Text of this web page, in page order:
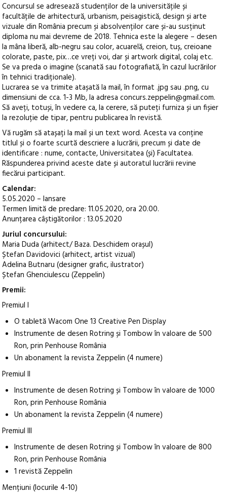
Concursul se adresează studenților de la universitățile și
facultățile de arhitectură, urbanism, peisagistică, design și arte
vizuale din România precum și absolvenților care și-au susținut
diploma nu mai devreme de 2018. Tehnica este la alegere – desen
la mâna liberă, alb-negru sau color, acuarelă, creion, tuș, creioane
colorate, paste, pix…ce vreți voi, dar și artwork digital, colaj etc.
Se va preda o imagine (scanată sau fotografiată, în cazul lucrărilor
în tehnici tradiționale).
Lucrarea se va trimite atașată la mail, în format .jpg sau .png, cu
dimensiuni de cca. 1-3 Mb, la adresa concurs.zeppelin@gmail.com.
Să aveți, totuși, în vedere ca, la cerere, să puteți furniza și un fișier
la rezoluție de tipar, pentru publicarea în revistă.
Vă rugăm să atașați la mail și un text word. Acesta va conține
titlul și o foarte scurtă descriere a lucrării, precum și date de
identificare : nume, contacte, Universitatea (și) Facultatea.
Răspunderea privind aceste date și autoratul lucrării revine
fiecărui participant.
Calendar:
5.05.2020 – lansare
Termen limită de predare: 11.05.2020, ora 20.00.
Anunțarea câștigătorilor : 13.05.2020
Juriul concursului:
Maria Duda (arhitect/ Baza. Deschidem orașul)
Ștefan Davidovici (arhitect, artist vizual)
Adelina Butnaru (designer grafic, ilustrator)
Ștefan Ghenciulescu (Zeppelin)
Premii:
Premiul I
O tabletă Wacom One 13 Creative Pen Display
Instrumente de desen Rotring și Tombow în valoare de 500
Ron, prin Penhouse România
Un abonament la revista Zeppelin (4 numere)
Premiul II
Instrumente de desen Rotring și Tombow în valoare de 1000
Ron, prin Penhouse România
Un abonament la revista Zeppelin (4 numere)
Premiul III
Instrumente de desen Rotring și Tombow în valoare de 800
Ron, prin Penhouse România
1 revistă Zeppelin
Mențiuni (locurile 4-10)